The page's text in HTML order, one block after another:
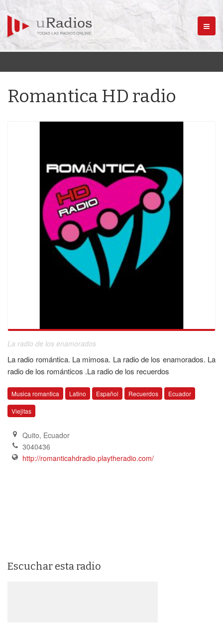
Menú
Romantica HD radio
La radio de los enamorados
La radio romántica. La mimosa. La radio de los enamorados. La
radio de los románticos .La radio de los recuerdos
Musica romantica Latino Español Recuerdos Ecuador
Viejitas
Quito, Ecuador
3040436
http://romanticahdradio.playtheradio.com/
Escuchar esta radio